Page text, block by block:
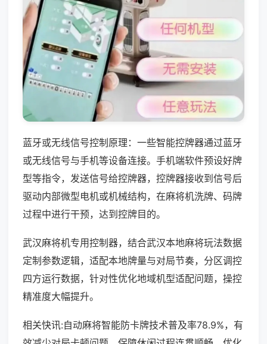
蓝牙或无线信号控制原理：一些智能控牌器通过蓝牙
或无线信号与手机等设备连接。手机端软件预设好牌
型等指令，发送信号给控牌器，控牌器接收到信号后
驱动内部微型电机或机械结构，在麻将机洗牌、码牌
过程中进行干预，达到控牌目的。
武汉麻将机专用控制器，结合武汉本地麻将玩法数据
定制参数逻辑，适配本地牌量与对局节奏，分区调控
四方运行数据，针对性优化地域机型适配问题，操控
精准度大幅提升。
相关快讯:自动麻将智能防卡牌技术普及率78.9%，有